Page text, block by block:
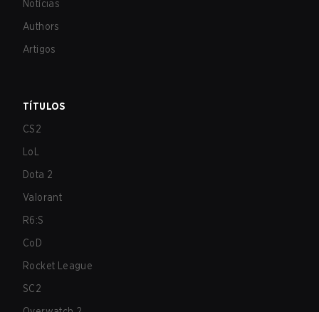
Notícias
Authors
Artigos
TÍTULOS
CS2
LoL
Dota 2
Valorant
R6:S
CoD
Rocket League
SC2